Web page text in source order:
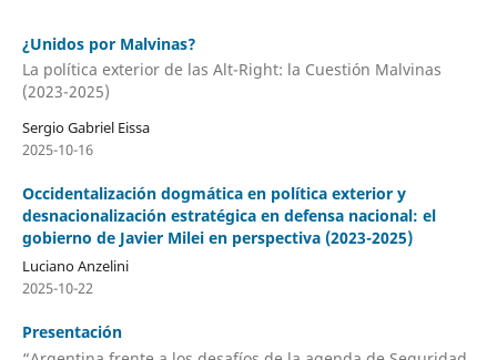
¿Unidos por Malvinas?
La política exterior de las Alt-Right: la Cuestión Malvinas
(2023-2025)
Sergio Gabriel Eissa
2025-10-16
Occidentalización dogmática en política exterior y
desnacionalización estratégica en defensa nacional: el
gobierno de Javier Milei en perspectiva (2023-2025)
Luciano Anzelini
2025-10-22
Presentación